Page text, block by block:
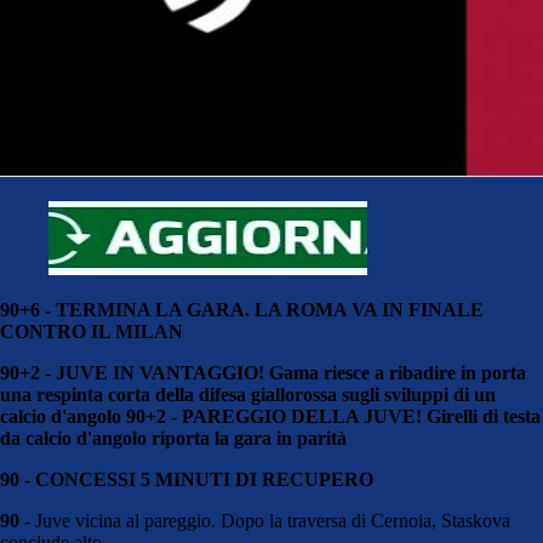
90+6 - TERMINA LA GARA. LA ROMA VA IN FINALE
CONTRO IL MILAN
90+2 - JUVE IN VANTAGGIO! Gama riesce a ribadire in porta
una respinta corta della difesa giallorossa sugli sviluppi di un
calcio d'angolo 90+2 - PAREGGIO DELLA JUVE! Girelli di testa
da calcio d'angolo riporta la gara in parità
90 - CONCESSI 5 MINUTI DI RECUPERO
90 - Juve vicina al pareggio. Dopo la traversa di Cernoia, Staskova